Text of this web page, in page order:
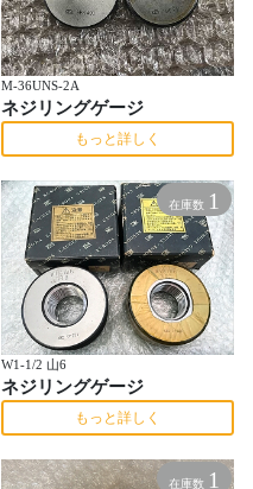
M-36UNS-2A
ネジリングゲージ
もっと詳しく
在庫数 1
W1-1/2 山6
ネジリングゲージ
もっと詳しく
在庫数 1